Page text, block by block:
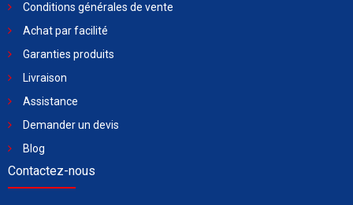
Conditions générales de vente
Achat par facilité
Garanties produits
Livraison
Assistance
Demander un devis
Blog
Contactez-nous